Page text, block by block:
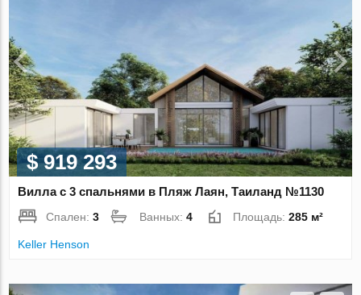
$ 919 293
Вилла с 3 спальнями в Пляж Лаян, Таиланд №1130
Спален:3 Ванных:4 Площадь:285 м²
Keller Henson